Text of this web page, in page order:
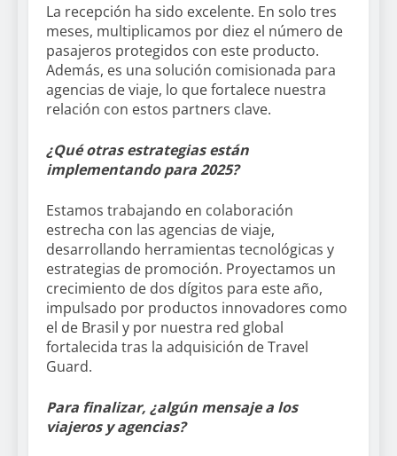
La recepción ha sido excelente. En solo tres
meses, multiplicamos por diez el número de
pasajeros protegidos con este producto.
Además, es una solución comisionada para
agencias de viaje, lo que fortalece nuestra
relación con estos partners clave.
¿Qué otras estrategias están
implementando para 2025?
Estamos trabajando en colaboración
estrecha con las agencias de viaje,
desarrollando herramientas tecnológicas y
estrategias de promoción. Proyectamos un
crecimiento de dos dígitos para este año,
impulsado por productos innovadores como
el de Brasil y por nuestra red global
fortalecida tras la adquisición de Travel
Guard.
Para finalizar, ¿algún mensaje a los
viajeros y agencias?